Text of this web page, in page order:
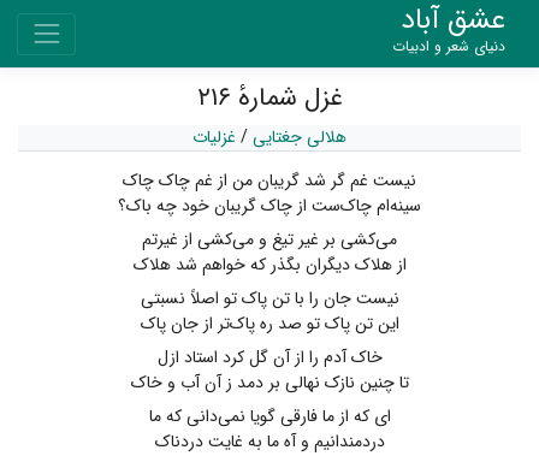
عشق آباد
دنیای شعر و ادبیات
غزل شمارهٔ ۲۱۶
هلالی جغتایی/ غزلیات
نیست غم گر شد گریبان من از غم چاک چاک
سینه‌ام چاک‌ست از چاک گریبان خود چه باک؟
می‌کشی بر غیر تیغ و می‌کشی از غیرتم
از هلاک دیگران بگذر که خواهم شد هلاک
نیست جان را با تن پاک تو اصلاً نسبتی
این تن پاک تو صد ره پاک‌تر از جان پاک
خاک آدم را از آن گل کرد استاد ازل
تا چنین نازک نهالی بر دمد ز آن آب و خاک
ای که از ما فارقی گویا نمی‌دانی که ما
دردمندانیم و آه ما به غایت دردناک